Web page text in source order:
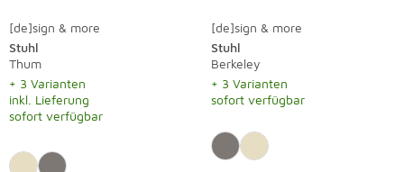
[de]sign & more
Stuhl
Thum
+ 3 Varianten
inkl. Lieferung
sofort verfügbar
[de]sign & more
Stuhl
Berkeley
+ 3 Varianten
sofort verfügbar